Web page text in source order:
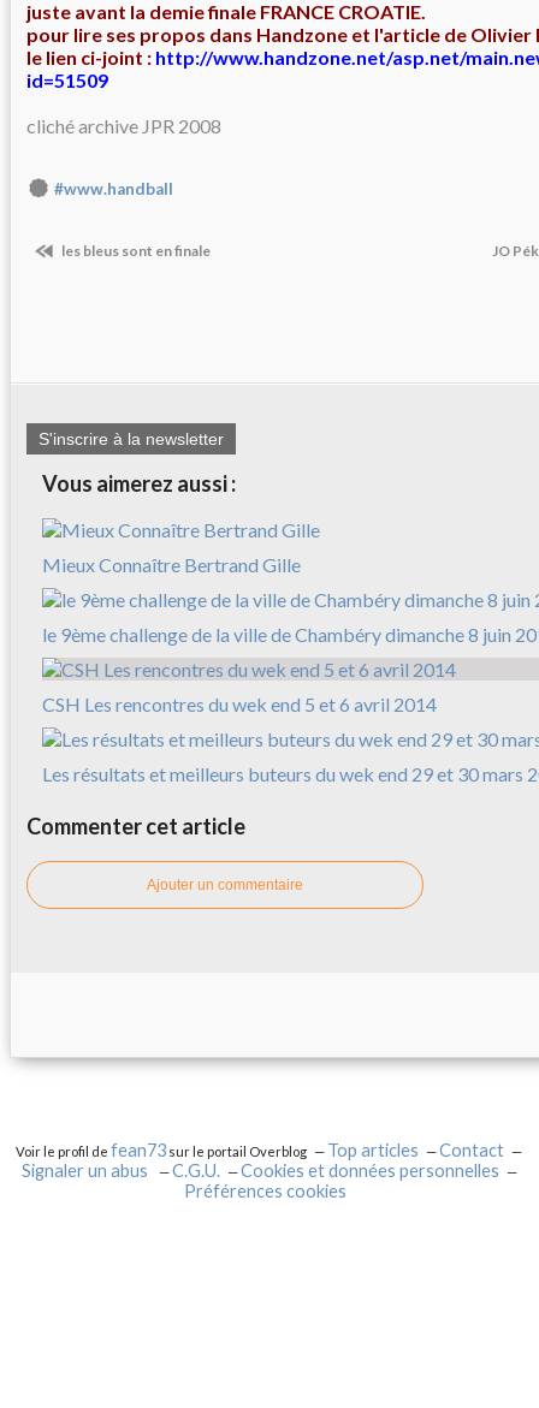
juste avant la demie finale FRANCE CROATIE.
pour lire ses propos dans Handzone et l'article de Olivier
le lien ci-joint : http://www.handzone.net/asp.net/
id=51509
cliché archive JPR 2008
#www.handball
les bleus sont en finale JO
S'inscrire à la newsletter
Vous aimerez aussi :
Mieux Connaître Bertrand Gille
le 9ème challenge de la ville de Chambéry dimanche 8 juin
CSH Les rencontres du wek end 5 et 6 avril 2014
Les résultats et meilleurs buteurs du wek end 29 et 30 mars
Commenter cet article
Ajouter un commentaire
Voir le profil defean73 sur le portail Overblog Top articles
Contact
Signaler un abus
C.G.U.
Cookies et données personnelles
Préférences cookies